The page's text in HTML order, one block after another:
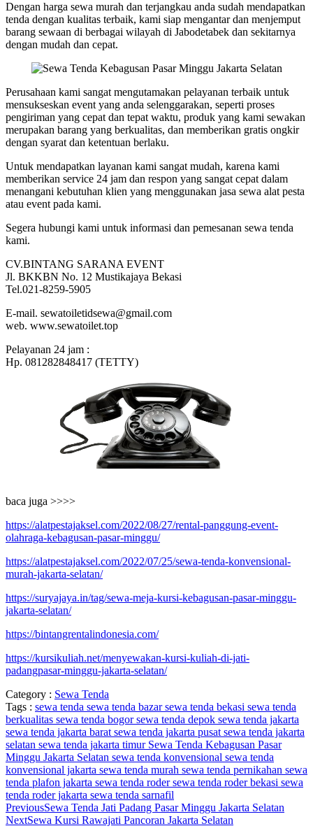
Dengan harga sewa murah dan terjangkau anda sudah mendapatkan
tenda dengan kualitas terbaik, kami siap mengantar dan menjemput
barang sewaan di berbagai wilayah di Jabodetabek dan sekitarnya
dengan mudah dan cepat.
Perusahaan kami sangat mengutamakan pelayanan terbaik untuk
mensukseskan event yang anda selenggarakan, seperti proses
pengiriman yang cepat dan tepat waktu, produk yang kami sewakan
merupakan barang yang berkualitas, dan memberikan gratis ongkir
dengan syarat dan ketentuan berlaku.
Untuk mendapatkan layanan kami sangat mudah, karena kami
memberikan service 24 jam dan respon yang sangat cepat dalam
menangani kebutuhan klien yang menggunakan jasa sewa alat pesta
atau event pada kami.
Segera hubungi kami untuk informasi dan pemesanan sewa tenda
kami.
CV.BINTANG SARANA EVENT
Jl. BKKBN No. 12 Mustikajaya Bekasi
Tel.021-8259-5905
E-mail. sewatoiletidsewa@gmail.com
web. www.sewatoilet.top
Pelayanan 24 jam :
Hp. 081282848417 (TETTY)
baca juga >>>>
https://alatpestajaksel.com/2022/08/27/rental-panggung-event-
olahraga-kebagusan-pasar-minggu/
https://alatpestajaksel.com/2022/07/25/sewa-tenda-konvensional-
murah-jakarta-selatan/
https://suryajaya.in/tag/sewa-meja-kursi-kebagusan-pasar-minggu-
jakarta-selatan/
https://bintangrentalindonesia.com/
https://kursikuliah.net/menyewakan-kursi-kuliah-di-jati-
padangpasar-minggu-jakarta-selatan/
Category : Sewa Tenda
Tags : sewa tenda sewa tenda bazarsewa tenda bekasi sewa tenda
berkualitas sewa tenda bogorsewa tenda depok sewa tenda jakarta
sewa tenda jakarta barat sewa tenda jakarta pusat sewa tenda jakarta
selatan sewa tenda jakarta timur Sewa Tenda Kebagusan Pasar
Minggu Jakarta Selatan sewa tenda konvensional sewa tenda
konvensional jakarta sewa tenda murah sewa tenda pernikahan sewa
tenda plafon jakarta sewa tenda rodersewa tenda roder bekasi sewa
tenda roder jakarta sewa tenda sarnafil
PreviousSewa Tenda Jati Padang Pasar Minggu Jakarta Selatan
NextSewa Kursi Rawajati Pancoran Jakarta Selatan